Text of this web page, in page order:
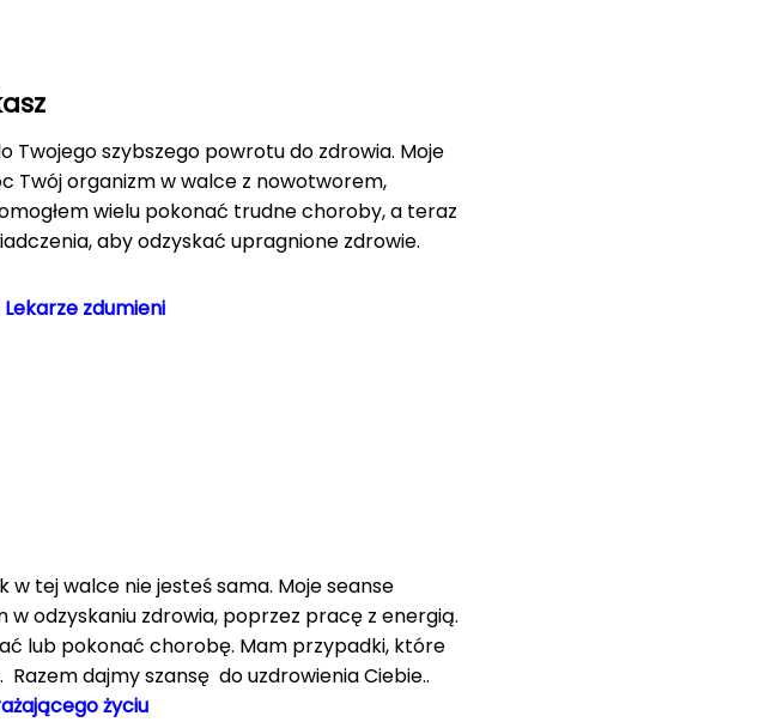
Twojego szybszego powrotu do zdrowia. Moje
Twój organizm w walce z nowotworem,
wielu pokonać trudne choroby, a teraz
aby odzyskać upragnione zdrowie.
zdumieni
tej walce nie jesteś sama. Moje seanse
odzyskaniu zdrowia, poprzez pracę z energią.
lub pokonać chorobę. Mam przypadki, które
dajmy szansę do uzdrowienia Ciebie..
życiu